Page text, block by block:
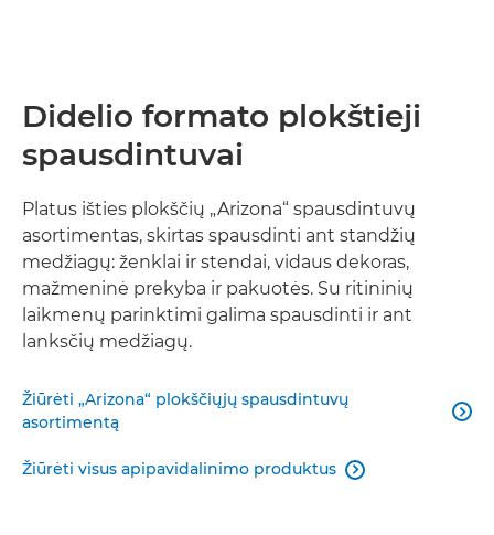
Didelio formato plokštieji
spausdintuvai
Platus išties plokščių „Arizona“ spausdintuvų
asortimentas, skirtas spausdinti ant standžių
medžiagų: ženklai ir stendai, vidaus dekoras,
mažmeninė prekyba ir pakuotės. Su ritininių
laikmenų parinktimi galima spausdinti ir ant
lanksčių medžiagų.
Žiūrėti „Arizona“ plokščiųjų spausdintuvų
asortimentą

Žiūrėti visus apipavidalinimo produktus 